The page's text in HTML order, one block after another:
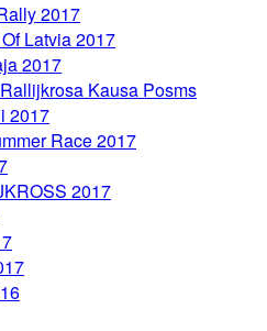
2017
Latvia 2017
2017
Kausa Posms
2017
Race 2017
2017